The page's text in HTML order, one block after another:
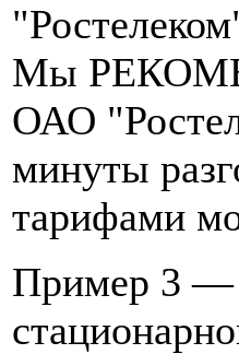
Мы
ОАО
минуты
тарифами
Пример 3 —